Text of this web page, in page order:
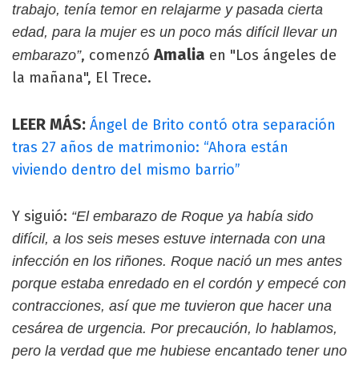
trabajo, tenía temor en relajarme y pasada cierta
edad, para la mujer es un poco más difícil llevar un
embarazo”, comenzóAmalia en "Los ángeles de
la mañana", El Trece.
LEER MÁS: Ángel de Brito contó otra separación
tras 27 años de matrimonio: “Ahora están
viviendo dentro del mismo barrio”
Y siguió: “El embarazo de Roque ya había sido
difícil, a los seis meses estuve internada con una
infección en los riñones. Roque nació un mes antes
porque estaba enredado en el cordón y empecé con
contracciones, así que me tuvieron que hacer una
cesárea de urgencia. Por precaución, lo hablamos,
pero la verdad que me hubiese encantado tener uno